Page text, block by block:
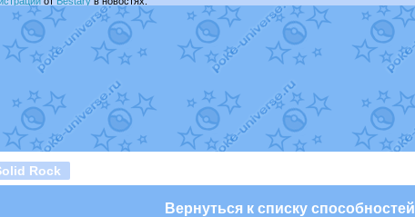
в фанарте.
в фанарте.
отRandomon
в фанарте.
в фанарте.
в фанарте.
в фанарте.
в фанарте.
Rock
Вернуться к списку способностей